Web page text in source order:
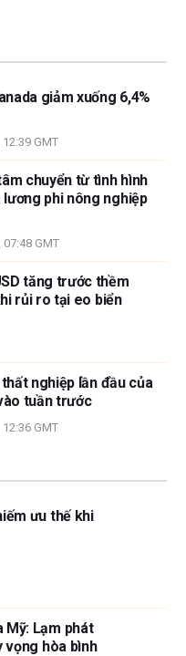
giảm xuống 6,4%
GMT
chuyển từ tình hình
phi nông nghiệp
07:48 GMT
tăng trước thềm
rủi ro tại eo biển
nghiệp lần đầu của
tuần trước
GMT
ưu thế khi
Mỹ: Lạm phát
vọng hòa bình